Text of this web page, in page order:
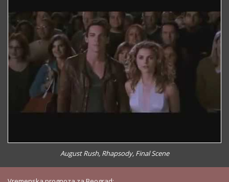
August Rush, Rhapsody, Final Scene